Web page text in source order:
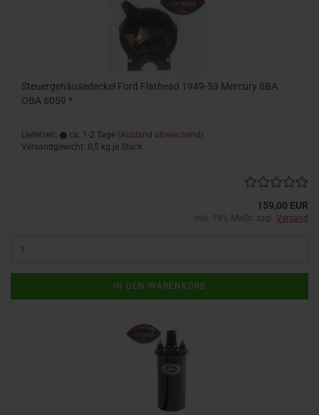
Steuergehäusedeckel Ford Flathead 1949-53 Mercury 8BA
OBA 6059 *
Lieferzeit: ca. 1-2 Tage (Ausland abweichend)
Versandgewicht: 0,5 kg je Stück
159,00 EUR
inkl. 19% MwSt. zzgl. Versand
IN DEN WARENKORB